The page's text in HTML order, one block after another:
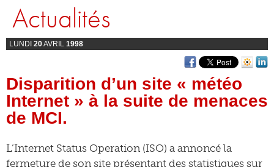
Actualités
LUNDI 20AVRIL 1998
Disparition d’un site « météo
Internet » à la suite de menaces
de MCI.
L’Internet Status Operation (ISO) a annoncé la
fermeture de son site présentant des statistiques sur